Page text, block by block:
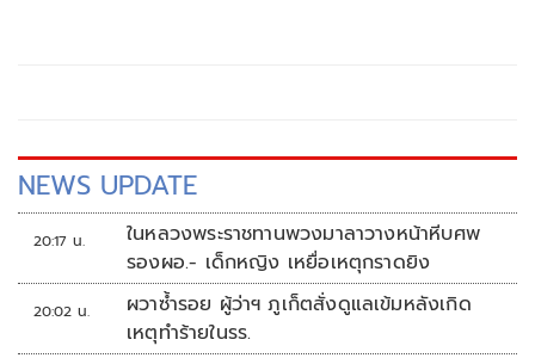
NEWS UPDATE
20:17 น.
ในหลวงพระราชทานพวงมาลาวางหน้าหีบศพ
รองผอ.- เด็กหญิง เหยื่อเหตุกราดยิง
20:02 น.
ผวาซ้ำรอย ผู้ว่าฯ ภูเก็ตสั่งดูแลเข้มหลังเกิด
เหตุทำร้ายในรร.